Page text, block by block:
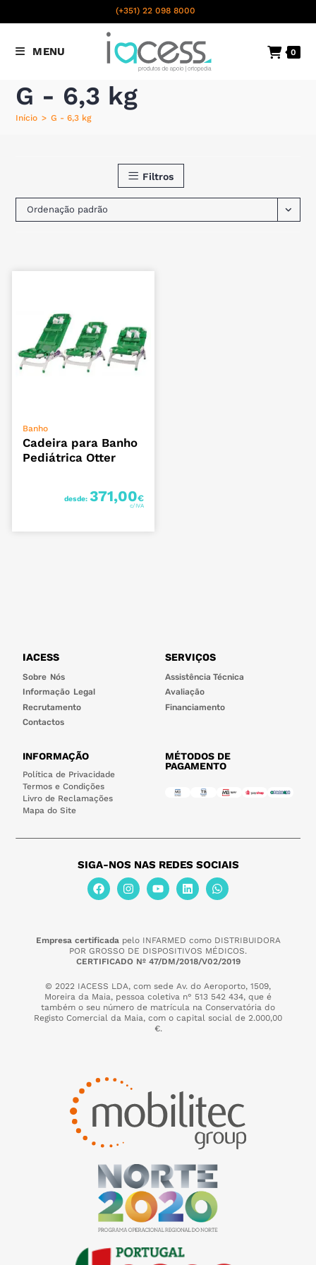
(+351) 22 098 8000
nacional
MENU 0
G - 6,3 kg
Início > G - 6,3 kg
Filtros
Ordenação padrão
Banho
Cadeira para Banho
Pediátrica Otter
desde: 371,00€
IACESS
Sobre Nós
Informação Legal
Recrutamento
Contactos
SERVIÇOS
Assistência Técnica
Avaliação
Financiamento
INFORMAÇÃO
Política de Privacidade
Termos e Condições
Livro de Reclamações
Mapa do Site
MÉTODOS DE
PAGAMENTO
SIGA-NOS NAS REDES SOCIAIS
Empresa certificadapelo INFARMED como DISTRIBUIDORA
POR GROSSO DE DISPOSITIVOS MÉDICOS.
CERTIFICADO Nº 47/DM/2018/V02/2019
© 2022 IACESS LDA, com sede Av. do Aeroporto, 1509,
Moreira da Maia, pessoa coletiva n° 513 542 434, que é
também o seu número de matrícula na Conservatória do
Registo Comercial da Maia, com o capital social de 2.000,00
€.